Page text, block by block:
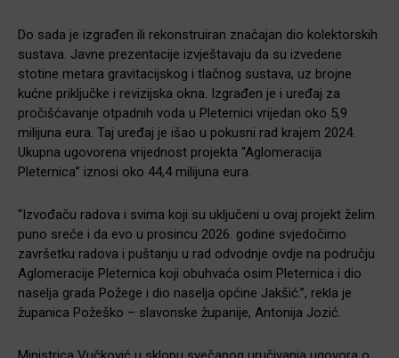
Do sada je izgrađen ili rekonstruiran značajan dio kolektorskih
sustava. Javne prezentacije izvještavaju da su izvedene
stotine metara gravitacijskog i tlačnog sustava, uz brojne
kućne priključke i revizijska okna. Izgrađen je i uređaj za
pročišćavanje otpadnih voda u Pleternici vrijedan oko 5,9
milijuna eura. Taj uređaj je išao u pokusni rad krajem 2024.
Ukupna ugovorena vrijednost projekta “Aglomeracija
Pleternica” iznosi oko 44,4 milijuna eura.
“Izvođaču radova i svima koji su uključeni u ovaj projekt želim
puno sreće i da evo u prosincu 2026. godine svjedočimo
završetku radova i puštanju u rad odvodnje ovdje na području
Aglomeracije Pleternica koji obuhvaća osim Pleternica i dio
naselja grada Požege i dio naselja općine Jakšić.”, rekla je
županica Požeško – slavonske županije, Antonija Jozić.